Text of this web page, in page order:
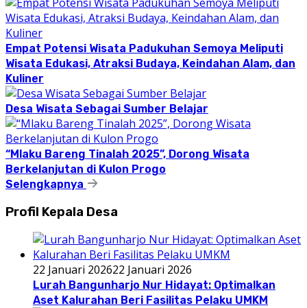
Empat Potensi Wisata Padukuhan Semoya Meliputi
Wisata Edukasi, Atraksi Budaya, Keindahan Alam, dan
Kuliner
Desa Wisata Sebagai Sumber Belajar
“Mlaku Bareng Tinalah 2025”, Dorong Wisata
Berkelanjutan di Kulon Progo
Selengkapnya
Profil Kepala Desa
22 Januari 202622 Januari 2026
Lurah Bangunharjo Nur Hidayat: Optimalkan
Aset Kalurahan Beri Fasilitas Pelaku UMKM